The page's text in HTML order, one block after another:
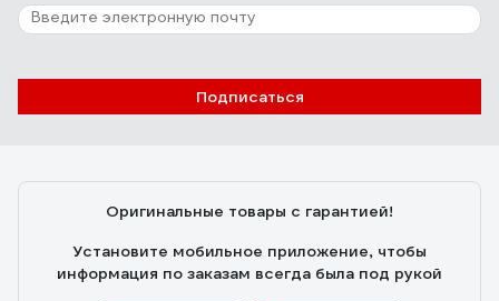
Подписаться
Оригинальные товары с гарантией!
Установите мобильное приложение, чтобы
информация по заказам всегда была под рукой